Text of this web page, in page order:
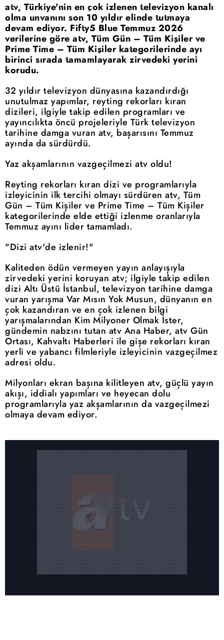
atv, Türkiye'nin en çok izlenen televizyon kanalı
olma unvanını son 10 yıldır elinde tutmaya
devam ediyor. Fifty5 Blue Temmuz 2026
verilerine göre atv, Tüm Gün – Tüm Kişiler ve
Prime Time – Tüm Kişiler kategorilerinde ayı
birinci sırada tamamlayarak zirvedeki yerini
korudu.
32 yıldır televizyon dünyasına kazandırdığı
unutulmaz yapımlar, reyting rekorları kıran
dizileri, ilgiyle takip edilen programları ve
yayıncılıkta öncü projeleriyle Türk televizyon
tarihine damga vuran atv, başarısını Temmuz
ayında da sürdürdü.
Yaz akşamlarının vazgeçilmezi atv oldu!
Reyting rekorları kıran dizi ve programlarıyla
izleyicinin ilk tercihi olmayı sürdüren atv, Tüm
Gün – Tüm Kişiler ve Prime Time – Tüm Kişiler
kategorilerinde elde ettiği izlenme oranlarıyla
Temmuz ayını lider tamamladı.
"Dizi atv'de izlenir!"
Kaliteden ödün vermeyen yayın anlayışıyla
zirvedeki yerini koruyan atv; ilgiyle takip edilen
dizi Altı Üstü İstanbul, televizyon tarihine damga
vuran yarışma Var Mısın Yok Musun, dünyanın en
çok kazandıran ve en çok izlenen bilgi
yarışmalarından Kim Milyoner Olmak İster,
gündemin nabzını tutan atv Ana Haber, atv Gün
Ortası, Kahvaltı Haberleri ile gişe rekorları kıran
yerli ve yabancı filmleriyle izleyicinin vazgeçilmez
adresi oldu.
Milyonları ekran başına kilitleyen atv, güçlü yayın
akışı, iddialı yapımları ve heyecan dolu
programlarıyla yaz akşamlarının da vazgeçilmezi
olmaya devam ediyor.